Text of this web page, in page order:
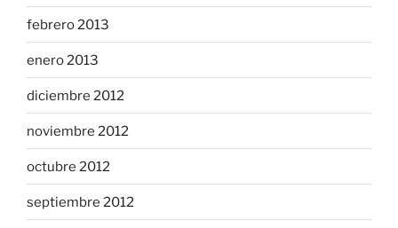
febrero 2013
enero 2013
diciembre 2012
noviembre 2012
octubre 2012
septiembre 2012